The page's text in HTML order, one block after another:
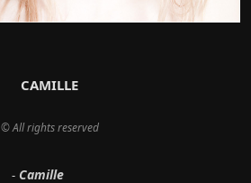
- Camille
CAMILLE
© All rights reserved